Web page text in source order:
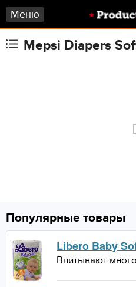
Меню
Mepsi Diapers
Популярные товары
Libero Baby
Впитывают